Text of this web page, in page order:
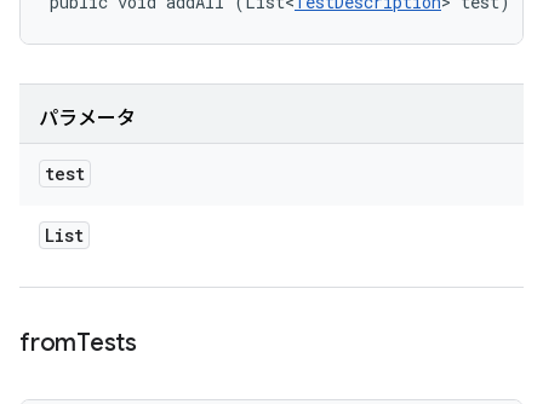
パラメータ
test
List
fromTests